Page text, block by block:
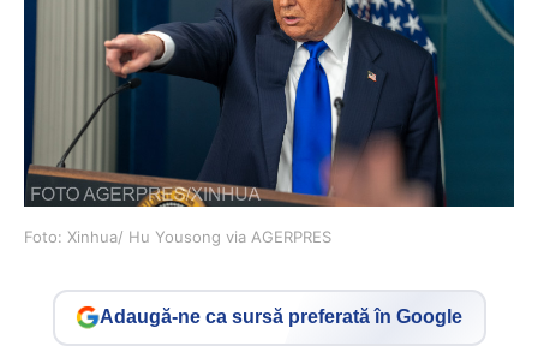
Foto: Xinhua/ Hu Yousong via AGERPRES
Adaugă-ne ca sursă preferată în Google